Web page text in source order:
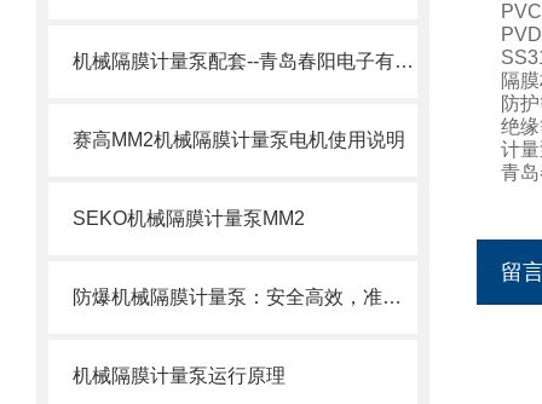
机械隔膜计量泵配套--青岛春阳电子有限公司
赛高MM2机械隔膜计量泵电机使用说明
SEKO机械隔膜计量泵MM2
防爆机械隔膜计量泵：安全高效，准确计量新选择
机械隔膜计量泵运行原理
隔
防
绝
计
青
留